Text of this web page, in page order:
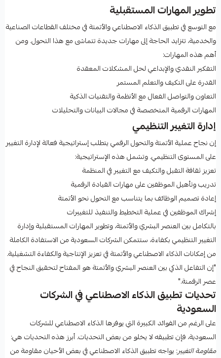
تطوير المهارات المستقبلية
مع التوسع في تطبيق الذكاء الاصطناعي والأتمتة في مختلف القطاعات الصناعية
والخدمية، تتزايد الحاجة إلى مهارات جديدة تتماشى مع هذا التحول. ومن
أهم هذه المهارات:
التفكير النقدي والإبداعي لحل المشكلات المعقدة
القدرة على التكيف والتعلم المستمر
التعاون والتواصل الفعال مع الأنظمة والتقنيات الذكية
المهارات الرقمية المتخصصة في مجالات البيانات والتحليلات
إدارة التغيير التنظيمي
إن نجاح عملية الأتمتة والتحول الرقمي يتطلب إستراتيجية فعالة لإدارة التغيير
على المستوى التنظيمي. وتشمل هذه الإستراتيجية:
تعزيز ثقافة التقبل والتكيف مع التغيير في المنظمة
تدريب وتأهيل الموظفين على مهارات القيادة الرقمية
إعادة تصميم الوظائف بما يتناسب مع التحول نحو الأتمتة
إشراك الموظفين في عملية التخطيط والتنفيذ للتغييرات
بالتكامل بين العنصر البشري والأتمتة، وتطوير المهارات المستقبلية وإدارة
التغيير التنظيمي بكفاءة، ستتمكن الشركات السعودية من الاستفادة الكاملة
من إمكانات الذكاء الاصطناعي والأتمتة في تعزيز الإنتاجية والكفاءة التشغيلية.
"إن التفاعل الذكي بين العنصر البشري والأتمتة هو المفتاح لتحقيق النجاح في
عصر الرقمنة."
تحديات تطبيق الذكاء الاصطناعي في الشركات
السعودية
على الرغم من الفوائد الكبيرة التي يوفرها الذكاء الاصطناعي للشركات
السعودية، فإن تطبيقه لا يخلو من بعض التحديات. أبرز هذه التحديات هي:
مقاومة التغيير: يواجه تطبيق الذكاء الاصطناعي في بعض الأحيان مقاومة من